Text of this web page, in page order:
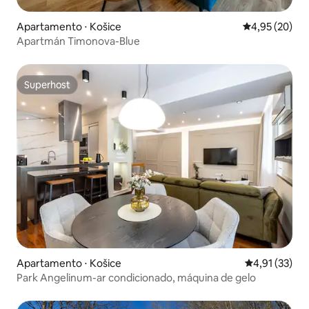
Apartamento ⋅ Košice 4,95 de uma
4,95 (20)
Apartmán Timonova-Blue
Superhost
Superhost
Apartamento ⋅ Košice 4,91 de uma
4,91 (33)
Park Angelinum-ar condicionado, máquina de gelo